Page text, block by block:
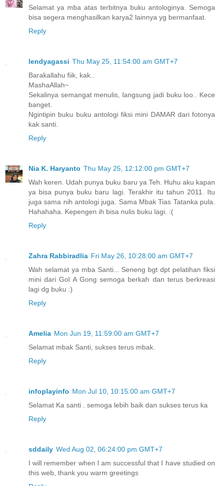
Selamat ya mba atas terbitnya buku antologinya. Semoga
bisa segera menghasilkan karya2 lainnya yg bermanfaat.
Reply
lendyagassi Thu May 25, 11:54:00 am GMT+7
Barakallahu fiik, kak..
MashaAllah~
Sekalinya semangat menulis, langsung jadi buku loo.. Kece
banget.
Ngintipin buku buku antologi fiksi mini DAMAR dari fotonya
kak santi.
Reply
Nia K. Haryanto Thu May 25, 12:12:00 pm GMT+7
Wah keren. Udah punya buku baru ya Teh. Huhu aku kapan
ya bisa punya buku baru lagi. Terakhir itu tahun 2011. Itu
juga sama nih antologi juga. Sama Mbak Tias Tatanka pula.
Hahahaha. Kepengen ih bisa nulis buku lagi. :(
Reply
Zahra Rabbiradlia Fri May 26, 10:28:00 am GMT+7
Wah selamat ya mba Santi... Seneng bgt dpt pelatihan fiksi
mini dari Gol A Gong semoga berkah dan terus berkreasi
lagi dg buku :)
Reply
Amelia Mon Jun 19, 11:59:00 am GMT+7
Selamat mbak Santi, sukses terus mbak.
Reply
infoplayinfo Mon Jul 10, 10:15:00 am GMT+7
Selamat Ka santi . semoga lebih baik dan sukses terus ka
Reply
sddaily Wed Aug 02, 06:24:00 pm GMT+7
I will remember when I am successful that I have studied on
this web, thank you warm greetings